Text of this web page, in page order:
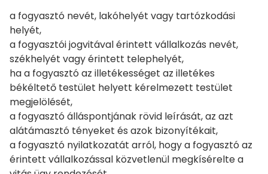
a fogyasztó nevét, lakóhelyét vagy tartózkodási
helyét,
a fogyasztói jogvitával érintett vállalkozás nevét,
székhelyét vagy érintett telephelyét,
ha a fogyasztó az illetékességet az illetékes
békéltető testület helyett kérelmezett testület
megjelölését,
a fogyasztó álláspontjának rövid leírását, az azt
alátámasztó tényeket és azok bizonyítékait,
a fogyasztó nyilatkozatát arról, hogy a fogyasztó az
érintett vállalkozással közvetlenül megkísérelte a